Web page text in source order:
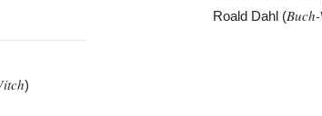
Roald Dahl (
)